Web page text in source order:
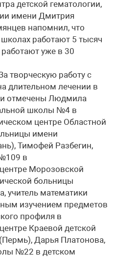
детской гематологии,
имени Дмитрия
напомнил, что
работают 5 тысяч
уже в 30
творческую работу с
длительном лечении в
отмечены Людмила
школы №4 в
центре Областной
имени
Тимофей Разбегин,
в
Морозовской
больницы
учитель математики
изучением предметов
профиля в
Краевой детской
Дарья Платонова,
№22 в детском